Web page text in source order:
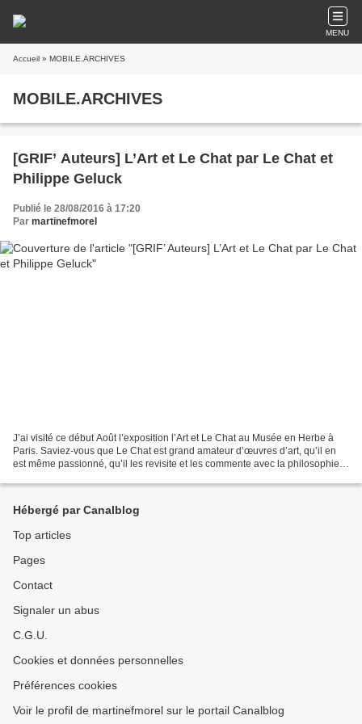
MENU
Accueil » MOBILE.ARCHIVES
MOBILE.ARCHIVES
[GRIF’ Auteurs] L’Art et Le Chat par Le Chat et
Philippe Geluck
Publié le 28/08/2016 à 17:20
Par martinefmorel
J’ai visité ce début Août l’exposition l’Art et Le Chat au Musée en Herbe à
Paris. Saviez-vous que Le Chat est grand amateur d’œuvres d’art, qu’il en
est même passionné, qu’il les revisite et les commente avec la philosophie,
Hébergé par Canalblog
Top articles
Pages
Contact
Signaler un abus
C.G.U.
Cookies et données personnelles
Préférences cookies
Voir le profil de martinefmorel sur le portail Canalblog